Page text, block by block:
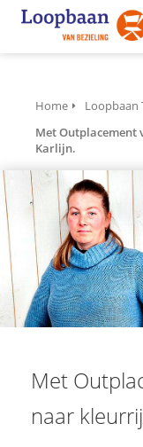
Home Loopbaan
Met Outplacement
Karlijn.
Met
naar
zijn
om
te
Ze
deze